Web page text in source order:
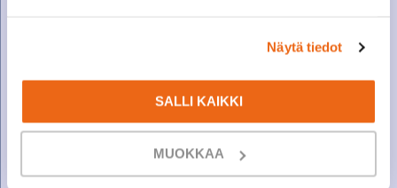
Näytä tiedot
SALLI KAIKKI
MUOKKAA